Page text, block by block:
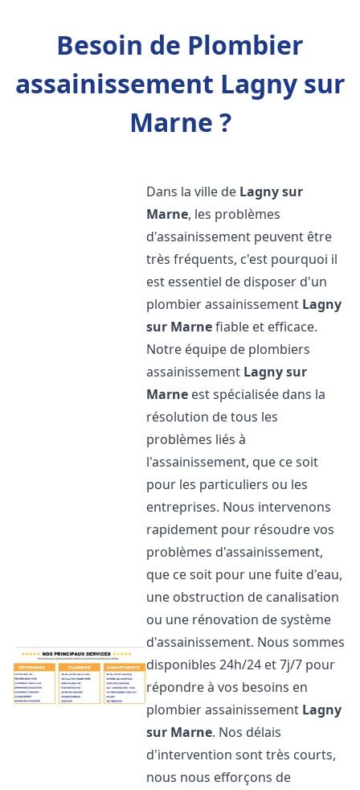
Besoin de Plombier
assainissement Lagny sur
Marne ?
Dans la ville de Lagny sur
Marne, les problèmes
d'assainissement peuvent être
très fréquents, c'est pourquoi il
est essentiel de disposer d'un
plombier assainissement Lagny
sur Marnefiable et efficace.
Notre équipe de plombiers
assainissement Lagny sur
Marne est spécialisée dans la
résolution de tous les
problèmes liés à
l'assainissement, que ce soit
pour les particuliers ou les
entreprises. Nous intervenons
rapidement pour résoudre vos
problèmes d'assainissement,
que ce soit pour une fuite d'eau,
une obstruction de canalisation
ou une rénovation de système
d'assainissement. Nous sommes
disponibles 24h/24 et 7j/7 pour
répondre à vos besoins en
plombier assainissement Lagny
sur Marne. Nos délais
d'intervention sont très courts,
nous nous efforçons de